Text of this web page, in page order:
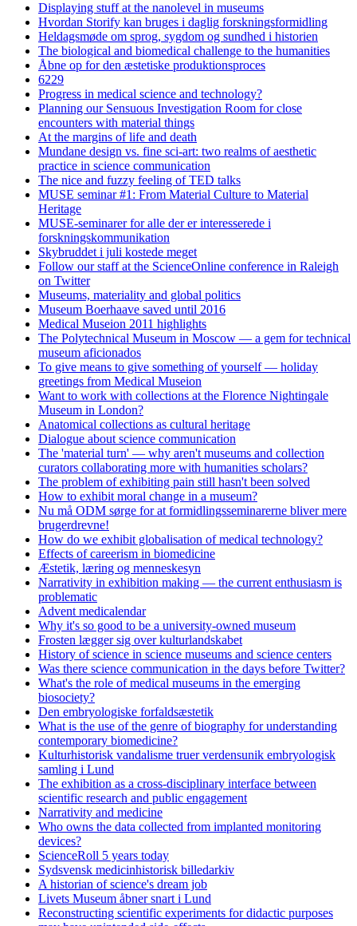
Displaying stuff at the nanolevel in museums
Hvordan Storify kan bruges i daglig forskningsformidling
Heldagsmøde om sprog, sygdom og sundhed i historien
The biological and biomedical challenge to the humanities
Åbne op for den æstetiske produktionsproces
6229
Progress in medical science and technology?
Planning our Sensuous Investigation Room for close
encounters with material things
At the margins of life and death
Mundane design vs. fine sci-art: two realms of aesthetic
practice in science communication
The nice and fuzzy feeling of TED talks
MUSE seminar #1: From Material Culture to Material
Heritage
MUSE-seminarer for alle der er interesserede i
forskningskommunikation
Skybruddet i juli kostede meget
Follow our staff at the ScienceOnline conference in Raleigh
on Twitter
Museums, materiality and global politics
Museum Boerhaave saved until 2016
Medical Museion 2011 highlights
The Polytechnical Museum in Moscow — a gem for technical
museum aficionados
To give means to give something of yourself — holiday
greetings from Medical Museion
Want to work with collections at the Florence Nightingale
Museum in London?
Anatomical collections as cultural heritage
Dialogue about science communication
The 'material turn' — why aren't museums and collection
curators collaborating more with humanities scholars?
The problem of exhibiting pain still hasn't been solved
How to exhibit moral change in a museum?
Nu må ODM sørge for at formidlingsseminarerne bliver mere
brugerdrevne!
How do we exhibit globalisation of medical technology?
Effects of careerism in biomedicine
Æstetik, læring og menneskesyn
Narrativity in exhibition making — the current enthusiasm is
problematic
Advent medicalendar
Why it's so good to be a university-owned museum
Frosten lægger sig over kulturlandskabet
History of science in science museums and science centers
Was there science communication in the days before Twitter?
What's the role of medical museums in the emerging
biosociety?
Den embryologiske forfaldsæstetik
What is the use of the genre of biography for understanding
contemporary biomedicine?
Kulturhistorisk vandalisme truer verdensunik embryologisk
samling i Lund
The exhibition as a cross-disciplinary interface between
scientific research and public engagement
Narrativity and medicine
Who owns the data collected from implanted monitoring
devices?
ScienceRoll 5 years today
Sydsvensk medicinhistorisk billedarkiv
A historian of science's dream job
Livets Museum åbner snart i Lund
Reconstructing scientific experiments for didactic purposes